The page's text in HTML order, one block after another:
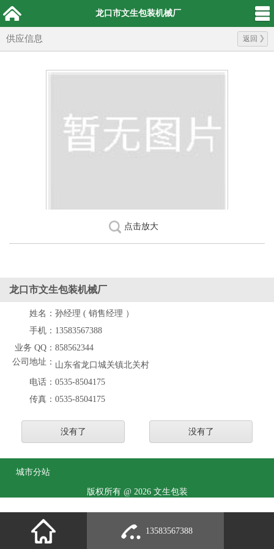
龙口市文生包装机械厂
供应信息 返回
点击放大
龙口市文生包装机械厂
姓名： 孙经理 ( 销售经理 ）
手机： 13583567388
业务 QQ： 858562344
公司地址： 山东省龙口城关镇北关村
电话： 0535-8504175
传真： 0535-8504175
没有了 没有了
城市分站
版权所有 @ 2026 文生包装
13583567388